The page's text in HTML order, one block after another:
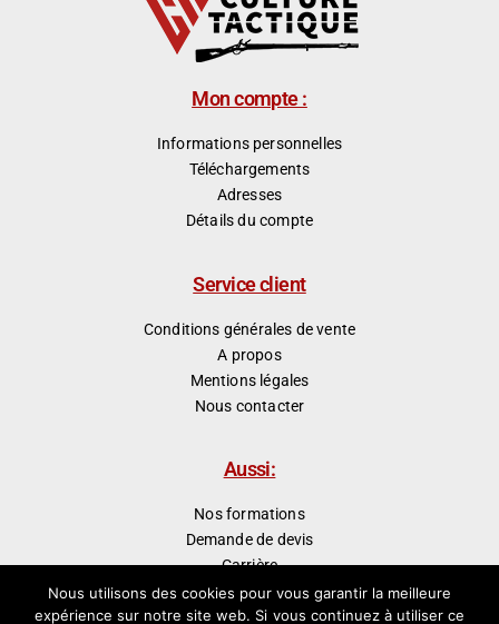
Mon compte :
Informations personnelles
Téléchargements
Adresses
Détails du compte
Service client
Conditions générales de vente
A propos
Mentions légales
Nous contacter
Aussi:
Nos formations
Demande de devis
Carrière
Presse
Nous utilisons des cookies pour vous garantir la meilleure
expérience sur notre site web. Si vous continuez à utiliser ce